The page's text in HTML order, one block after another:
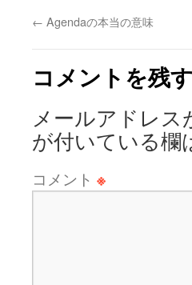
← Agendaの本当の意味
コメントを残す
メールアドレ
が付いている欄
コメント ※